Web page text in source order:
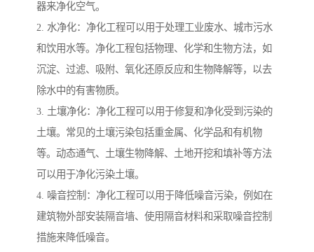
器来净化空气。
2. 水净化：净化工程可以用于处理工业废水、城市污水
和饮用水等。净化工程包括物理、化学和生物方法，如
沉淀、过滤、吸附、氧化还原反应和生物降解等，以去
除水中的有害物质。
3. 土壤净化：净化工程可以用于修复和净化受到污染的
土壤。常见的土壤污染包括重金属、化学品和有机物
等。动态通气、土壤生物降解、土地开挖和填补等方法
可以用于净化污染土壤。
4. 噪音控制：净化工程可以用于降低噪音污染，例如在
建筑物外部安装隔音墙、使用隔音材料和采取噪音控制
措施来降低噪音。